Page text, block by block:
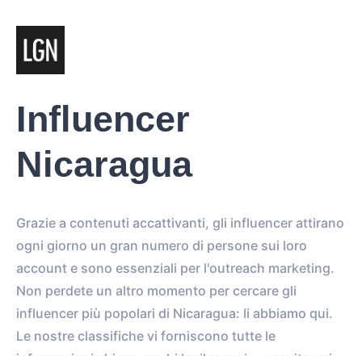
Influencer
Nicaragua
Grazie a contenuti accattivanti, gli influencer attirano
ogni giorno un gran numero di persone sui loro
account e sono essenziali per l'outreach marketing.
Non perdete un altro momento per cercare gli
influencer più popolari di Nicaragua: li abbiamo qui.
Le nostre classifiche vi forniscono tutte le